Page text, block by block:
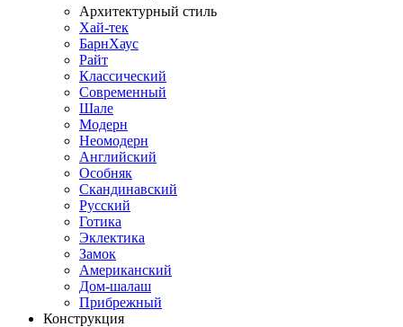
Архитектурный стиль
Хай-тек
БарнХаус
Райт
Классический
Современный
Шале
Модерн
Неомодерн
Английский
Особняк
Скандинавский
Русский
Готика
Эклектика
Замок
Американский
Дом-шалаш
Прибрежный
Конструкция